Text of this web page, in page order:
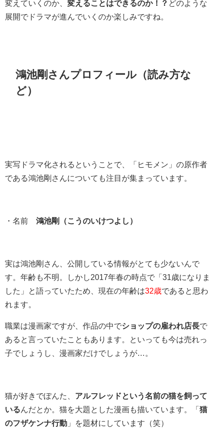
変えていくのか、 変えることはできるのか！？ どのような
展開でドラマが進んでいくのか楽しみですね。
鴻池剛さんプロフィール（読み方な
ど）
実写ドラマ化されるということで、「ヒモメン」の原作者
である鴻池剛さんについても注目が集まっています。
・名前 鴻池剛（こうのいけつよし）
実は鴻池剛さん、公開している情報がとても少ないんで
す。年齢も不明。しかし2017年春の時点で「31歳になりま
した」と語っていたため、現在の年齢は32歳であると思わ
れます。
職業は漫画家ですが、作品の中でショップの雇われ店長で
あると言っていたこともあります。といっても今は売れっ
子でしょうし、漫画家だけでしょうが…。
猫が好きでぽんた、 アルフレッドという名前の猫を飼って
いるんだとか。猫を大題とした漫画も描いています。「 猫
のフザケンナ行動 」を題材にしています（笑）